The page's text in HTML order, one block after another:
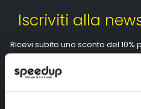
Iscriviti alla
Ricevi subito uno sconto del